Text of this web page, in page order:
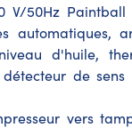
V/50Hz
automatiques,
d'huile,
de sens
vers